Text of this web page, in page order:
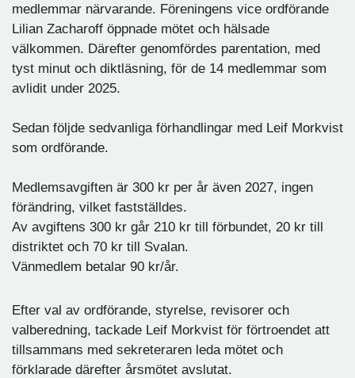
medlemmar närvarande. Föreningens vice ordförande
Lilian Zacharoff öppnade mötet och hälsade
välkommen. Därefter genomfördes parentation, med
tyst minut och diktläsning, för de 14 medlemmar som
avlidit under 2025.
Sedan följde sedvanliga förhandlingar med Leif Morkvist
som ordförande.
Medlemsavgiften är 300 kr per år även 2027, ingen
förändring, vilket fastställdes.
Av avgiftens 300 kr går 210 kr till förbundet, 20 kr till
distriktet och 70 kr till Svalan.
Vänmedlem betalar 90 kr/år.
Efter val av ordförande, styrelse, revisorer och
valberedning, tackade Leif Morkvist för förtroendet att
tillsammans med sekreteraren leda mötet och
förklarade därefter årsmötet avslutat.